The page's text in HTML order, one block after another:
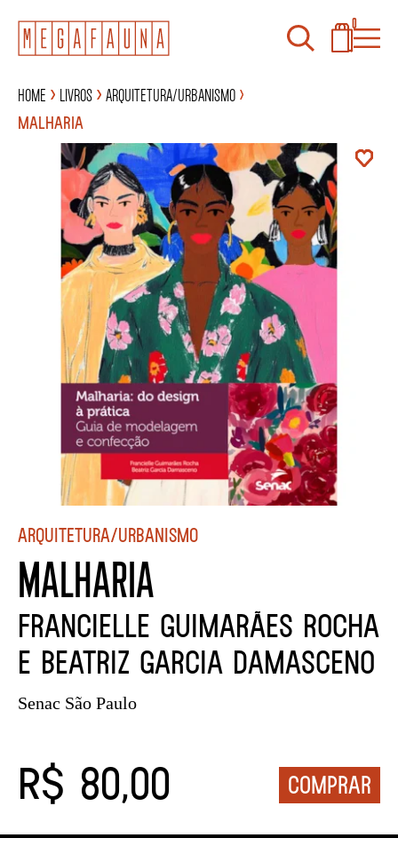
0
Home Livros
Arquitetura/Urbanismo
MALHARIA
Arquitetura/Urbanismo
MALHARIA
Francielle Guimarães Rocha
e Beatriz Garcia Damasceno
Senac São Paulo
R$ 80,00